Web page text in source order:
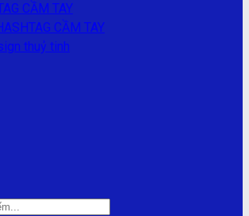
CẦM TAY
CẦM TAY
thuỷ tinh